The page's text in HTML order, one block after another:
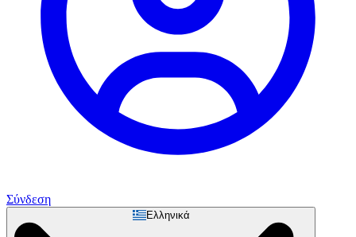
Σύνδεση
Ελληνικά